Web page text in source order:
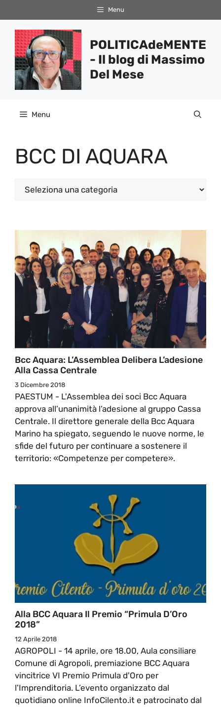
al
contenuto
Menu
POLITICAdeMENTE
- Il blog di Massimo
Del Mese
Menu
BCC DI AQUARA
Categorie
Bcc Aquara: L’Assemblea Delibera L’adesione
Alla Cassa Centrale
3 Dicembre 2018
PAESTUM - L'Assemblea dei soci Bcc Aquara
approva all’unanimità l’adesione al gruppo Cassa
Centrale. Il direttore generale della Bcc Aquara
Marino ha spiegato, seguendo le nuove norme, le
sfide del futuro per continuare a sostenere il
territorio: «Competenze per competere».
Alla BCC Aquara Il Premio “Primula D’Oro
2018”
12 Aprile 2018
AGROPOLI - 14 aprile, ore 18.00, Aula consiliare
Comune di Agropoli, premiazione BCC Aquara
vincitrice VI Premio Primula d'Oro per
l'Imprenditoria. L’evento organizzato dal
quotidiano online InfoCilento.it e patrocinato dal